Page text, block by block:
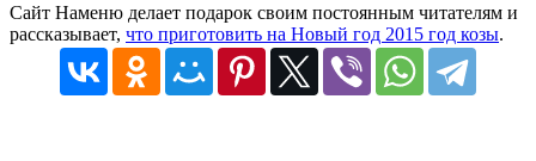
Сайт Наменю делает подарок своим постоянным читателям и
рассказывает, что приготовить на Новый год 2015 год козы.